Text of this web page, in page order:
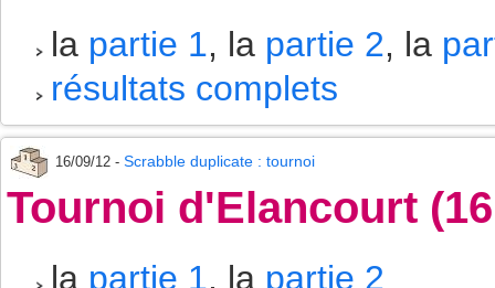
la partie 1, la partie 2, la
résultats complets
16/09/12 - Scrabble duplicate : tournoi
Tournoi d'Elancourt
la partie 1, la partie 2